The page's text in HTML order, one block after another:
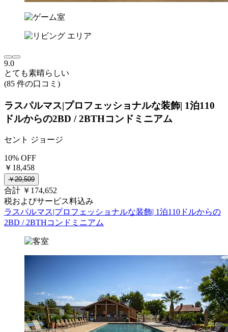
9.0
とても素晴らしい
(85 件の口コミ)
ラスパルマス|プロフェッショナルな装飾| 1泊110
ドルからの2BD / 2BTHコンドミニアム
セント ジョージ
10% OFF
￥18,458
￥20,509
合計 ￥174,652
税およびサービス料込み
ラスパルマス|プロフェッショナルな装飾| 1泊110ドルからの
2BD / 2BTHコンドミニアム